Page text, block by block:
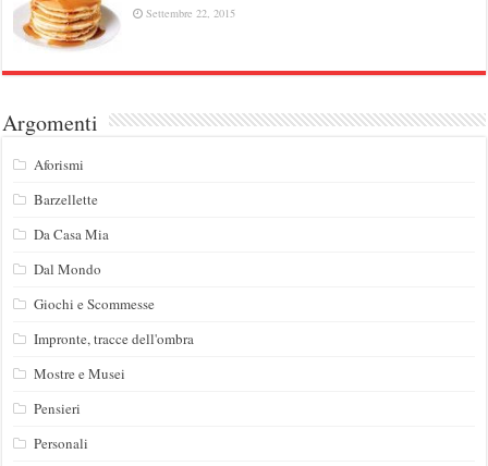
Settembre 22, 2015
Argomenti
Aforismi
Barzellette
Da Casa Mia
Dal Mondo
Giochi e Scommesse
Impronte, tracce dell'ombra
Mostre e Musei
Pensieri
Personali